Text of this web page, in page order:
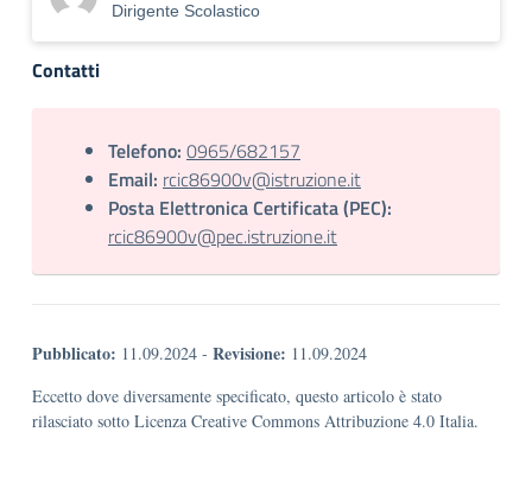
Dirigente Scolastico
Contatti
Telefono: 0965/682157
Email: rcic86900v@istruzione.it
Posta Elettronica Certificata (PEC):
rcic86900v@pec.istruzione.it
Pubblicato: 11.09.2024 - Revisione: 11.09.2024
Eccetto dove diversamente specificato, questo articolo è stato
rilasciato sotto Licenza Creative Commons Attribuzione 4.0 Italia.